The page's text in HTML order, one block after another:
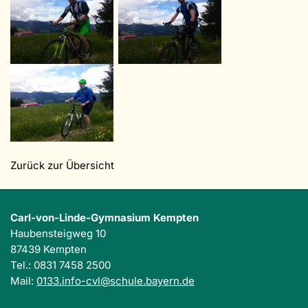
Zurück zur Übersicht
Carl-von-Linde-Gymnasium Kempten
Haubensteigweg 10
87439 Kempten
Tel.: 0831 7458 2500
Mail: 0133.info-cvl@schule.bayern.de